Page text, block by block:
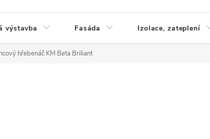
výstavba Fasáda Izolace, zateplení
hřebenáč KM Beta Briliant